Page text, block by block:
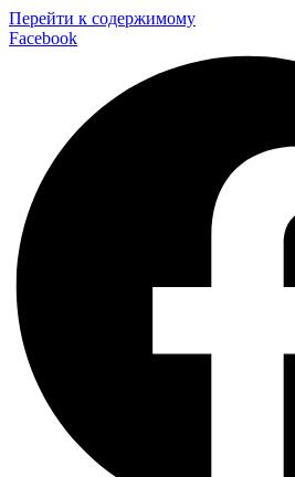
Перейти к содержимому
Facebook